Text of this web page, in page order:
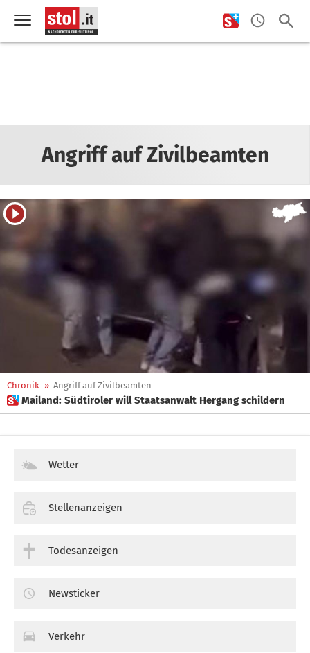
Angriff auf Zivilbeamten
Chronik » Angriff auf Zivilbeamten
 Mailand: Südtiroler will Staatsanwalt Hergang schildern
Wetter
Stellenanzeigen
Todesanzeigen
Newsticker
Verkehr